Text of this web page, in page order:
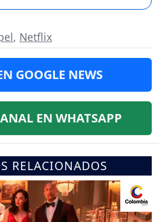
, Netflix
GOOGLE NEWS
EN WHATSAPP
RELACIONADOS